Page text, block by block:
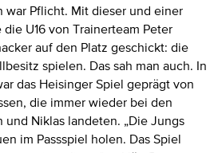
war Pflicht. Mit dieser und einer
U16 von Trainerteam Peter
auf den Platz geschickt: die
spielen. Das sah man auch. In
das Heisinger Spiel geprägt von
die immer wieder bei den
Niklas landeten. „Die Jungs
im Passspiel holen. Das Spiel